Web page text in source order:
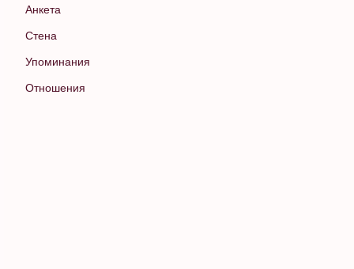
Анкета
Стена
Упоминания
Отношения